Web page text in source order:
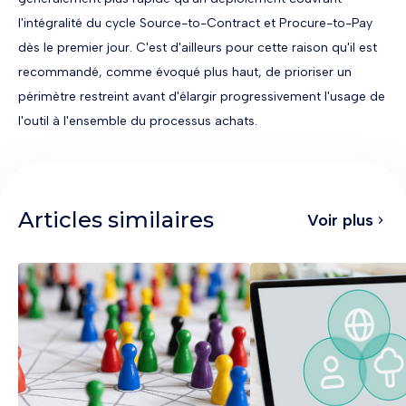
l'intégralité du cycle Source-to-Contract et Procure-to-Pay
dès le premier jour. C'est d'ailleurs pour cette raison qu'il est
recommandé, comme évoqué plus haut, de prioriser un
périmètre restreint avant d'élargir progressivement l'usage de
l'outil à l'ensemble du processus achats.
Articles similaires Voir plus